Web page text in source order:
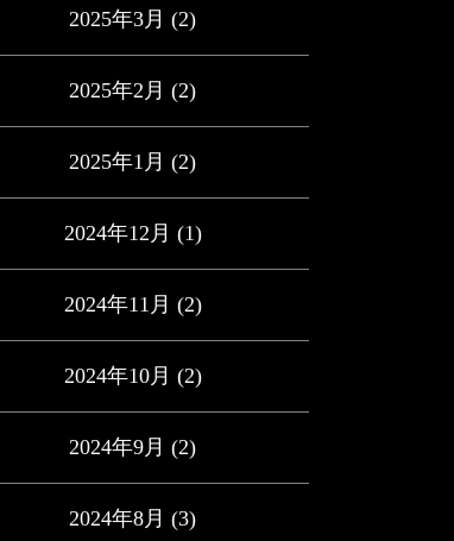
2025年3月 (2)
2025年2月 (2)
2025年1月 (2)
2024年12月 (1)
2024年11月 (2)
2024年10月 (2)
2024年9月 (2)
2024年8月 (3)